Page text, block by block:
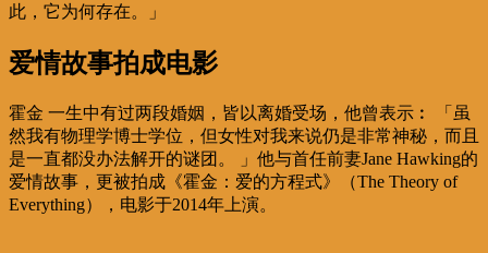
此，它为何存在。」
爱情故事拍成电影
霍金 一生中有过两段婚姻，皆以离婚受场，他曾表示︰
「虽
然我有物理学博士学位，但女性对我来说仍是非常神秘，而且
是一直都没办法解开的谜团。 」他与首任前妻Jane Hawking的
爱情故事，更被拍成《霍金：爱的方程式》（The Theory of
Everything），电影于2014年上演。